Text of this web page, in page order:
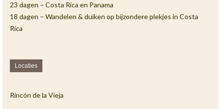
23 dagen – Costa Rica en Panama
18 dagen – Wandelen & duiken op bijzondere plekjes in Costa
Rica
Locaties
Rincón de la Vieja